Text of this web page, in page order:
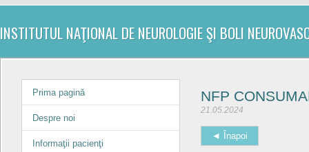
INSTITUTUL NAŢIONAL DE NEUROLOGIE ŞI BOLI
Prima pagină
Despre noi
Informaţii pacienţi
NFP
21.05.2024
◄ Înapoi